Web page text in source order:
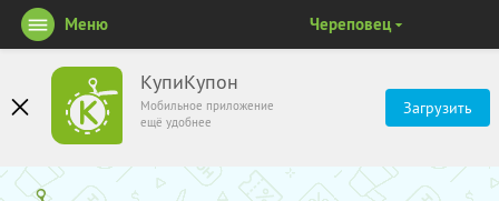
КупиКупон
Мобильное приложение
ещё удобнее
Загрузить
Меню Череповец